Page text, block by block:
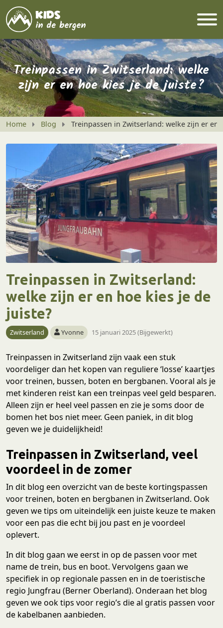
Treinpassen in Zwitserland: welke
zijn er en hoe kies je de juiste?
Home Blog Treinpassen in Zwitserland: welke zijn er en
Treinpassen in Zwitserland:
welke zijn er en hoe kies je de
juiste?
Zwitserland Yvonne 15 januari 2025 (Bijgewerkt)
Treinpassen in Zwitserland zijn vaak een stuk
voordeliger dan het kopen van reguliere ‘losse’ kaartjes
voor treinen, bussen, boten en bergbanen. Vooral als je
met kinderen reist kan een treinpas veel geld besparen.
Alleen zijn er heel veel passen en zie je soms door de
bomen het bos niet meer. Geen paniek, in dit blog
geven we je duidelijkheid!
Treinpassen in Zwitserland, veel
voordeel in de zomer
In dit blog een overzicht van de beste kortingspassen
voor treinen, boten en bergbanen in Zwitserland. Ook
geven we tips om uiteindelijk een juiste keuze te maken
voor een pas die echt bij jou past en je voordeel
oplevert.
In dit blog gaan we eerst in op de passen voor met
name de trein, bus en boot. Vervolgens gaan we
specifiek in op regionale passen en in de toeristische
regio Jungfrau (Berner Oberland). Onderaan het blog
geven we ook tips voor regio’s die al gratis passen voor
de kabelbanen aanbieden.